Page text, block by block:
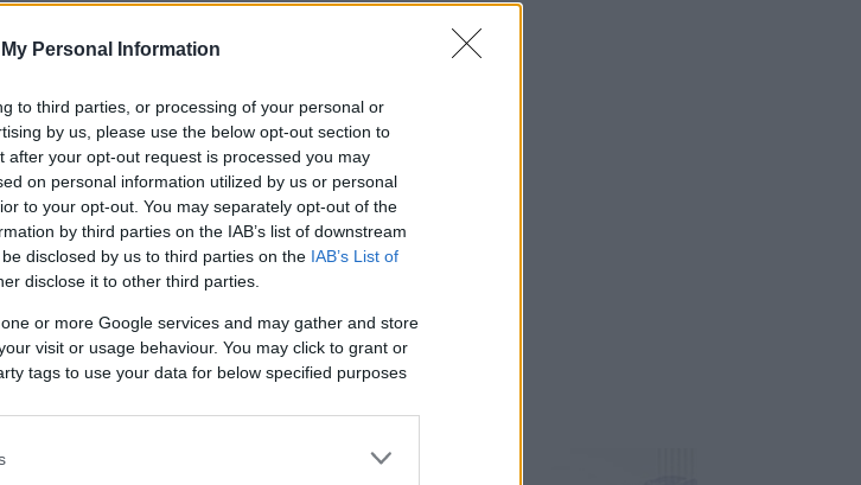
Personal Information
to third parties, or processing of your personal or
by us, please use the below opt-out section to
after your opt-out request is processed you may
on personal information utilized by us or personal
to your opt-out. You may separately opt-out of the
by third parties on the IAB’s list of downstream
disclosed by us to third parties on the IAB’s List of
disclose it to other third parties.
or more Google services and may gather and store
visit or usage behaviour. You may click to grant or
tags to use your data for below specified purposes
possibile costruire un’intera